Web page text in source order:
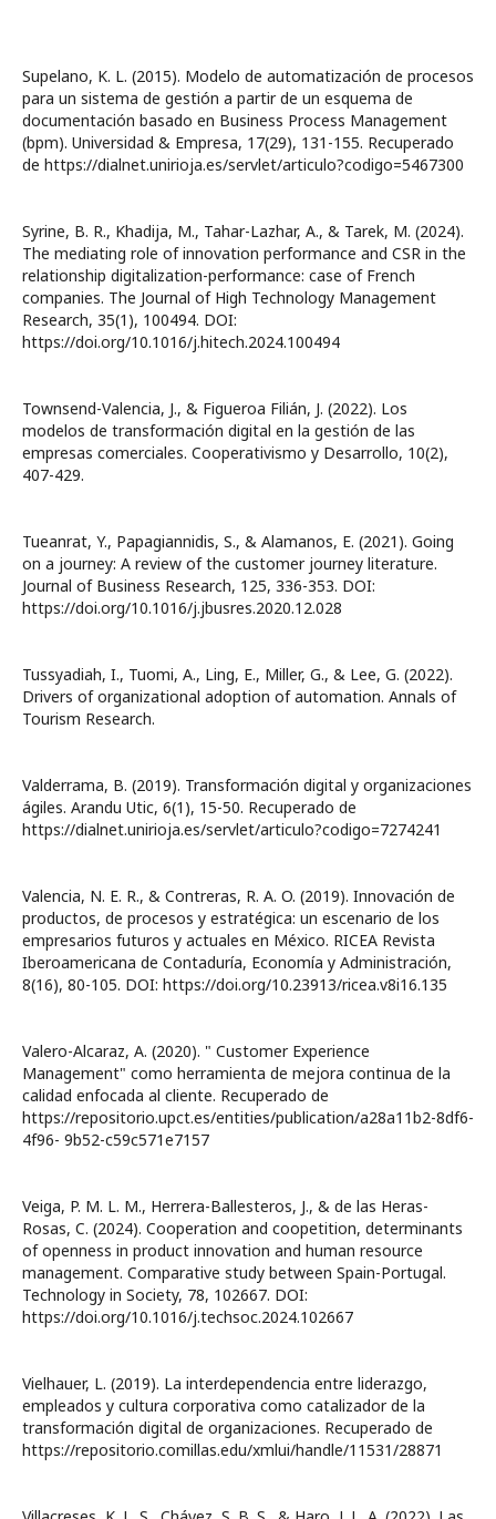
Supelano, K. L. (2015). Modelo de automatización de procesos
para un sistema de gestión a partir de un esquema de
documentación basado en Business Process Management
(bpm). Universidad & Empresa, 17(29), 131-155. Recuperado
de https://dialnet.unirioja.es/servlet/articulo?codigo=5467300
Syrine, B. R., Khadija, M., Tahar-Lazhar, A., & Tarek, M. (2024).
The mediating role of innovation performance and CSR in the
relationship digitalization-performance: case of French
companies. The Journal of High Technology Management
Research, 35(1), 100494. DOI:
https://doi.org/10.1016/j.hitech.2024.100494
Townsend-Valencia, J., & Figueroa Filián, J. (2022). Los
modelos de transformación digital en la gestión de las
empresas comerciales. Cooperativismo y Desarrollo, 10(2),
407-429.
Tueanrat, Y., Papagiannidis, S., & Alamanos, E. (2021). Going
on a journey: A review of the customer journey literature.
Journal of Business Research, 125, 336-353. DOI:
https://doi.org/10.1016/j.jbusres.2020.12.028
Tussyadiah, I., Tuomi, A., Ling, E., Miller, G., & Lee, G. (2022).
Drivers of organizational adoption of automation. Annals of
Tourism Research.
Valderrama, B. (2019). Transformación digital y organizaciones
ágiles. Arandu Utic, 6(1), 15-50. Recuperado de
https://dialnet.unirioja.es/servlet/articulo?codigo=7274241
Valencia, N. E. R., & Contreras, R. A. O. (2019). Innovación de
productos, de procesos y estratégica: un escenario de los
empresarios futuros y actuales en México. RICEA Revista
Iberoamericana de Contaduría, Economía y Administración,
8(16), 80-105. DOI: https://doi.org/10.23913/ricea.v8i16.135
Valero-Alcaraz, A. (2020). " Customer Experience
Management" como herramienta de mejora continua de la
calidad enfocada al cliente. Recuperado de
https://repositorio.upct.es/entities/publication/a28a11b2-8df6-
4f96- 9b52-c59c571e7157
Veiga, P. M. L. M., Herrera-Ballesteros, J., & de las Heras-
Rosas, C. (2024). Cooperation and coopetition, determinants
of openness in product innovation and human resource
management. Comparative study between Spain-Portugal.
Technology in Society, 78, 102667. DOI:
https://doi.org/10.1016/j.techsoc.2024.102667
Vielhauer, L. (2019). La interdependencia entre liderazgo,
empleados y cultura corporativa como catalizador de la
transformación digital de organizaciones. Recuperado de
https://repositorio.comillas.edu/xmlui/handle/11531/28871